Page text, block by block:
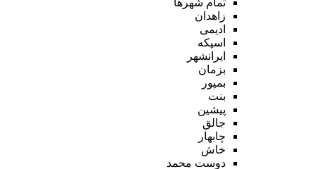
زاهدان
ادیمی
اسپکه
ایرانشهر
بزمان
بمپور
بنت
پیشین
جالق
چابهار
خاش
دوست محمد